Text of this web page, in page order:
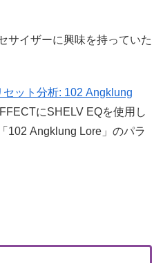
サイザーに興味を持っていた
ット分析: 102 Angklung
にSHELV EQを使用し
102 Angklung Lore」のパラ